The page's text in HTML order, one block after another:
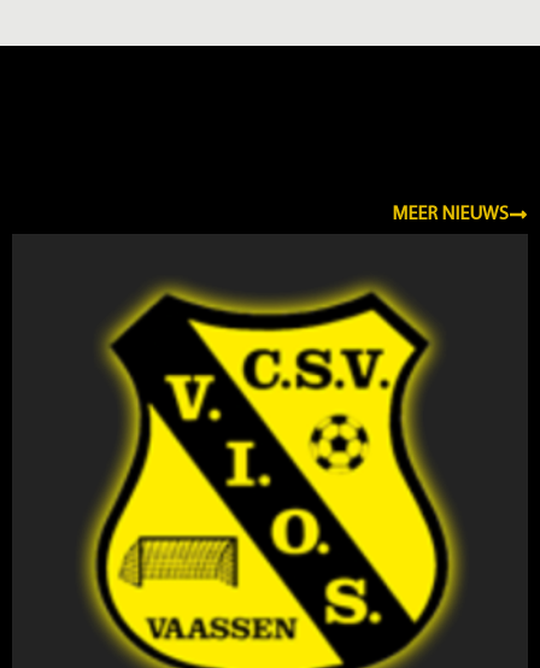
MEER NIEUWS